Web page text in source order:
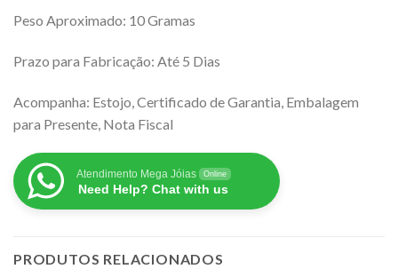
Peso Aproximado: 10 Gramas
Prazo para Fabricação: Até 5 Dias
Acompanha: Estojo, Certificado de Garantia, Embalagem
para Presente, Nota Fiscal
Atendimento Mega Jóias Online
Need Help? Chat with us
PRODUTOS RELACIONADOS